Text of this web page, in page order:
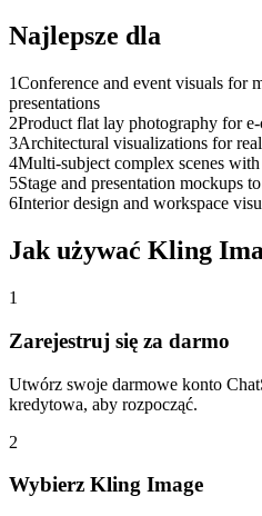
Najlepsze dla
1Conference and event visuals for
presentations
2Product flat lay photography for
3Architectural visualizations for
4Multi-subject complex scenes
5Stage and presentation mockups
6Interior design and workspace
Jak używać Kling
1
Zarejestruj się za darmo
Utwórz swoje darmowe konto
kredytowa, aby rozpocząć.
2
Wybierz Kling Image